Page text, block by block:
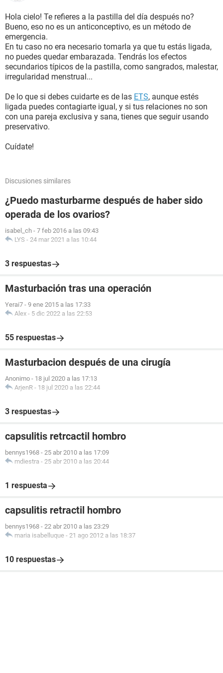
Hola cielo! Te refieres a la pastilla del día después no?
Bueno, eso no es un anticonceptivo, es un método de
emergencia.
En tu caso no era necesario tomarla ya que tu estás ligada,
no puedes quedar embarazada. Tendrás los efectos
secundarios típicos de la pastilla, como sangrados, malestar,
irregularidad menstrual...
De lo que si debes cuidarte es de las ETS, aunque estés
ligada puedes contagiarte igual, y si tus relaciones no son
con una pareja exclusiva y sana, tienes que seguir usando
preservativo.
Cuídate!
Discusiones similares
¿Puedo masturbarme después de haber sido
operada de los ovarios?
isabel_ch - 7 feb 2016 a las 09:43
LYS - 24 mar 2021 a las 10:44
3 respuestas
Masturbación tras una operación
Yerai7 - 9 ene 2015 a las 17:33
Alex - 5 dic 2022 a las 22:53
55 respuestas
Masturbacion después de una cirugía
Anonimo - 18 jul 2020 a las 17:13
ArjenR - 18 jul 2020 a las 22:44
3 respuestas
capsulitis retrcactil hombro
bennys1968 - 25 abr 2010 a las 17:09
mdiestra - 25 abr 2010 a las 20:44
1 respuesta
capsulitis retractil hombro
bennys1968 - 22 abr 2010 a las 23:29
maria isabelluque - 21 ago 2012 a las 18:37
10 respuestas